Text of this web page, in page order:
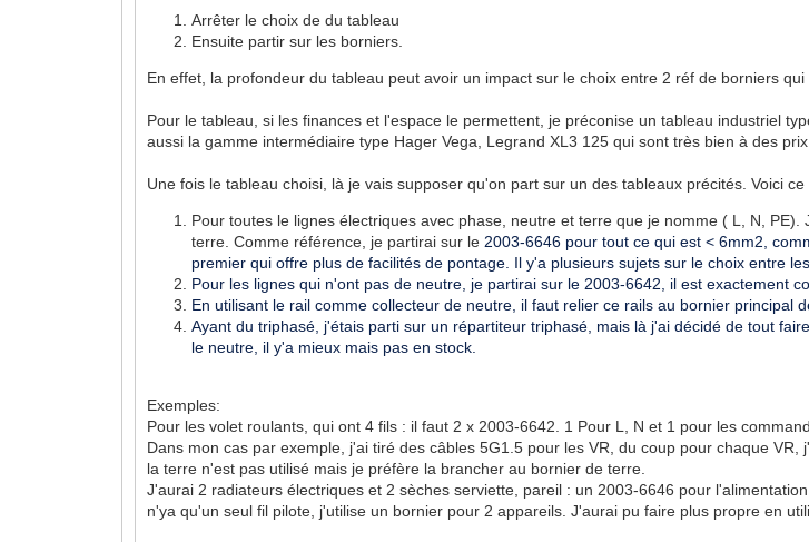
Arrêter le choix de du tableau
Ensuite partir sur les borniers.
En effet, la profondeur du tableau peut avoir un impact sur le choix entre 2 réf de borniers
Pour le tableau, si les finances et l'espace le permettent, je préconise un tableau industriel
aussi la gamme intermédiaire type Hager Vega, Legrand XL3 125 qui sont très bien à des
Une fois le tableau choisi, là je vais supposer qu'on part sur un des tableaux précités. Voici
Pour toutes le lignes électriques avec phase, neutre et terre que je nomme ( L, N,
terre. Comme référence, je partirai sur le 2003-6646 pour tout ce qui est < 6mm2,
premier qui offre plus de facilités de pontage. Il y'a plusieurs sujets sur le choix entre
Pour les lignes qui n'ont pas de neutre, je partirai sur le 2003-6642, il est exactement
En utilisant le rail comme collecteur de neutre, il faut relier ce rails au bornier principal
Ayant du triphasé, j'étais parti sur un répartiteur triphasé, mais là j'ai décidé de tout
le neutre, il y'a mieux mais pas en stock.
Exemples:
Pour les volet roulants, qui ont 4 fils : il faut 2 x 2003-6642. 1 Pour L, N et 1 pour les
Dans mon cas par exemple, j'ai tiré des câbles 5G1.5 pour les VR, du coup pour chaque
la terre n'est pas utilisé mais je préfère la brancher au bornier de terre.
J'aurai 2 radiateurs électriques et 2 sèches serviette, pareil : un 2003-6646 pour
n'ya qu'un seul fil pilote, j'utilise un bornier pour 2 appareils. J'aurai pu faire plus propre en